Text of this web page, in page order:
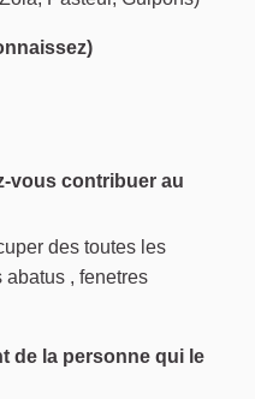
vous contribuer au
des toutes les
, fenetres
de la personne qui le